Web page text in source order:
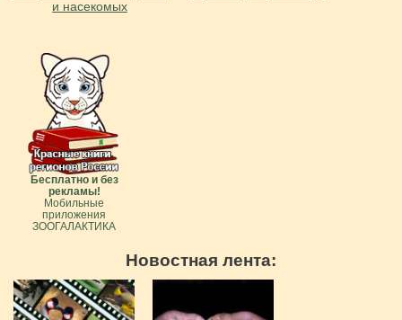
и насекомых
Бесплатно и без
рекламы!
Мобильные
приложения
ЗООГАЛАКТИКА
Новостная лента: